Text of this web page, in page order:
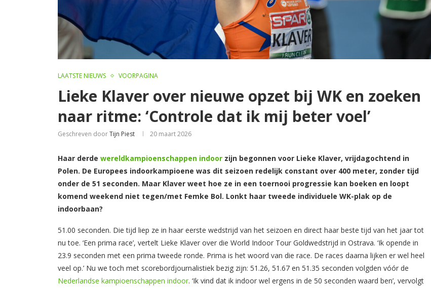
LAATSTE NIEUWS VOORPAGINA
Lieke Klaver over nieuwe opzet bij WK en zoeken
naar ritme: ‘Controle dat ik mij beter voel’
Geschreven doorTijn Piest 20 maart 2026
Haar derde wereldkampioenschappen indoor zijn begonnen voor Lieke Klaver, vrijdagochtend in
Polen. De Europees indoorkampioene was dit seizoen redelijk constant over 400 meter, zonder tijd
onder de 51 seconden. Maar Klaver weet hoe ze in een toernooi progressie kan boeken en loopt
komend weekend niet tegen/met Femke Bol. Lonkt haar tweede individuele WK-plak op de
indoorbaan?
51.00 seconden. Die tijd liep ze in haar eerste wedstrijd van het seizoen en direct haar beste tijd van het jaar tot
nu toe. ‘Een prima race’, vertelt Lieke Klaver over die World Indoor Tour Goldwedstrijd in Ostrava. ‘Ik opende in
23.9 seconden met een prima tweede ronde. Prima is het woord van die race. De races daarna lijken er wel heel
veel op.’ Nu we toch met scorebordjournalistiek bezig zijn: 51.26, 51.67 en 51.35 seconden volgden vóór de
Nederlandse kampioenschappen indoor. ‘Ik vind dat ik indoor wel ergens in de 50 seconden waard ben’, vervolgt